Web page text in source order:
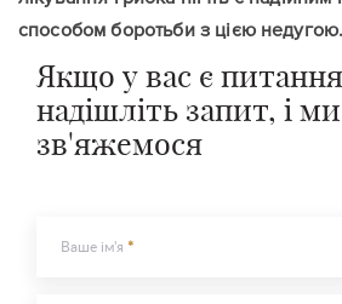
способом боротьби з цією недугою.
Якщо у вас є питання
надішліть запит, і
зв'яжемося
Ваше ім'я